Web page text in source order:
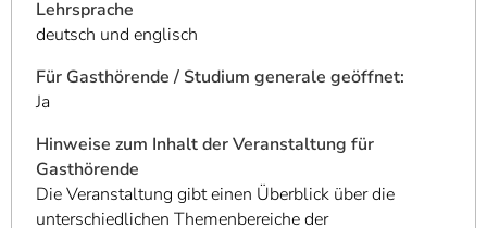
Lehrsprache
deutsch und englisch
Für Gasthörende / Studium generale geöffnet:
Ja
Hinweise zum Inhalt der Veranstaltung für
Gasthörende
Die Veranstaltung gibt einen Überblick über die
unterschiedlichen Themenbereiche der